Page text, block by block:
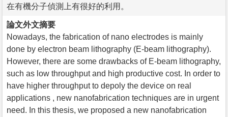
在有機分子偵測上有很好的利用。
論文外文摘要
Nowadays, the fabrication of nano electrodes is mainly
done by electron beam lithography (E-beam lithography).
However, there are some drawbacks of E-beam lithography,
such as low throughput and high productive cost. In order to
have higher throughput to depoly the device on real
applications , new nanofabrication techniques are in urgent
need. In this thesis, we proposed a new nanofabrication